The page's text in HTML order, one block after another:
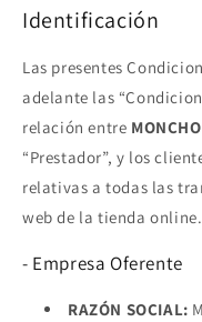
Identificación
Las presentes
adelante las
relación entre
“Prestador”, y los
relativas a todas las
web de la tienda online.
- Empresa Oferente
RAZÓN SOCIAL: